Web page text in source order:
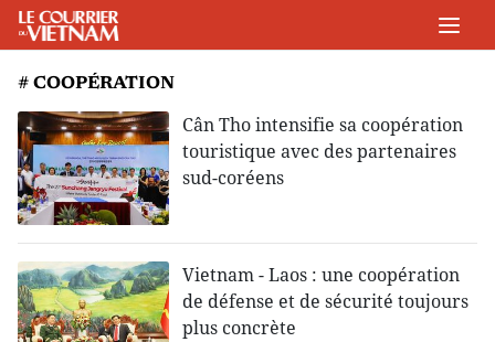
# COOPÉRATION
Cân Tho intensifie sa coopération
touristique avec des partenaires
sud-coréens
Vietnam - Laos : une coopération
de défense et de sécurité toujours
plus concrète